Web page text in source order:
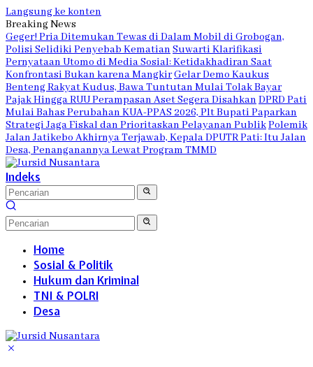
Langsung ke konten
Breaking News
Geger! Pria Ditemukan Tewas di Dalam Mobil di Grobogan,
Polisi Selidiki Penyebab Kematian Suwarti Klarifikasi
Pernyataan Utomo di Media Sosial: Ketidakhadiran Saat
Konfrontasi Bukan karena MangkirGelar Demo Kaukus
Benteng Rakyat Kudus, Bawa Tuntutan Mulai Tolak Bayar
Pajak Hingga RUU Perampasan Aset Segera Disahkan DPRD Pati
Mulai Bahas Perubahan KUA-PPAS 2026, Plt Bupati Paparkan
Strategi Jaga Fiskal dan Prioritaskan Pelayanan PublikPolemik
Jalan Jatikebo Akhirnya Terjawab, Kepala DPUTR Pati: Itu Jalan
Desa, Penanganannya Lewat Program TMMD
Indeks
Home
Sosial & Politik
Hukum dan Kriminal
TNI & POLRI
Desa